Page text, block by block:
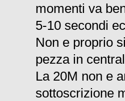
momenti va
5-10 secondi
Non e proprio
pezza in
La 20M non e
sottoscrizione